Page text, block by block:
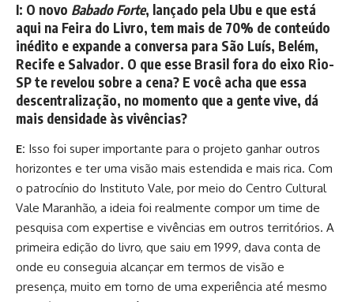
I: O novo Babado Forte, lançado pela Ubu e que está
aqui na Feira do Livro, tem mais de 70% de conteúdo
inédito e expande a conversa para São Luís, Belém,
Recife e Salvador. O que esse Brasil fora do eixo Rio-
SP te revelou sobre a cena? E você acha que essa
descentralização, no momento que a gente vive, dá
mais densidade às vivências?
E: Isso foi super importante para o projeto ganhar outros
horizontes e ter uma visão mais estendida e mais rica. Com
o patrocínio do Instituto Vale, por meio do Centro Cultural
Vale Maranhão, a ideia foi realmente compor um time de
pesquisa com expertise e vivências em outros territórios. A
primeira edição do livro, que saiu em 1999, dava conta de
onde eu conseguia alcançar em termos de visão e
presença, muito em torno de uma experiência até mesmo